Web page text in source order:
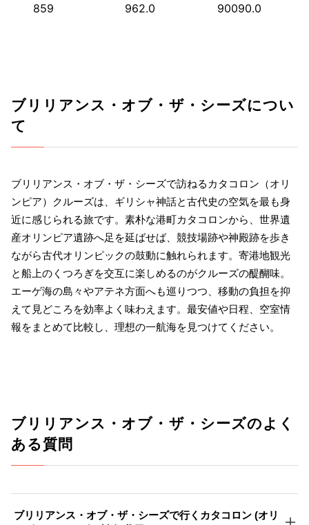
859 962.0 90090.0
ブリリアンス・オブ・ザ・シーズについ
て
ブリリアンス・オブ・ザ・シーズで訪ねるカタコロン（オリ
ンピア）クルーズは、ギリシャ神話と古代史の空気を最も身
近に感じられる旅です。素朴な港町カタコロンから、世界遺
産オリンピア遺跡へ足を延ばせば、競技場跡や神殿跡を歩き
ながら古代オリンピックの鼓動に触れられます。寄港地観光
と船上のくつろぎを交互に楽しめるのがクルーズの醍醐味。
エーゲ海の島々やアテネ方面へも巡りつつ、移動の負担を抑
えて見どころを効率よく味わえます。最安値や日程、空室情
報をまとめて比較し、理想の一航海を見つけてください。
ブリリアンス・オブ・ザ・シーズのよく
ある質問
ブリリアンス・オブ・ザ・シーズで行くカタコロン (オリ